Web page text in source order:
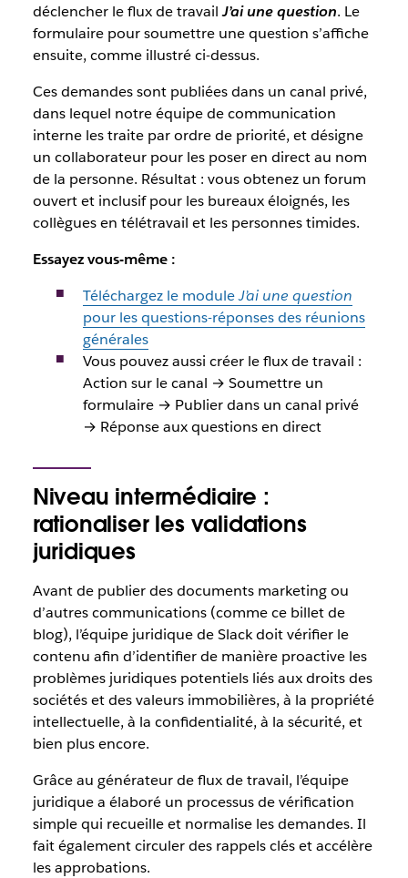
déclencher le flux de travailJ’ai une question. Le
formulaire pour soumettre une question s’affiche
ensuite, comme illustré ci-dessus.
Ces demandes sont publiées dans un canal privé,
dans lequel notre équipe de communication
interne les traite par ordre de priorité, et désigne
un collaborateur pour les poser en direct au nom
de la personne. Résultat : vous obtenez un forum
ouvert et inclusif pour les bureaux éloignés, les
collègues en télétravail et les personnes timides.
Essayez vous-même :
Téléchargez le moduleJ’ai une question
pour les questions-réponses des réunions
générales
Vous pouvez aussi créer le flux de travail :
Action sur le canal → Soumettre un
formulaire → Publier dans un canal privé
→ Réponse aux questions en direct
Niveau intermédiaire :
rationaliser les validations
juridiques
Avant de publier des documents marketing ou
d’autres communications (comme ce billet de
blog), l’équipe juridique de Slack doit vérifier le
contenu afin d’identifier de manière proactive les
problèmes juridiques potentiels liés aux droits des
sociétés et des valeurs immobilières, à la propriété
intellectuelle, à la confidentialité, à la sécurité, et
bien plus encore.
Grâce au générateur de flux de travail, l’équipe
juridique a élaboré un processus de vérification
simple qui recueille et normalise les demandes. Il
fait également circuler des rappels clés et accélère
les approbations.